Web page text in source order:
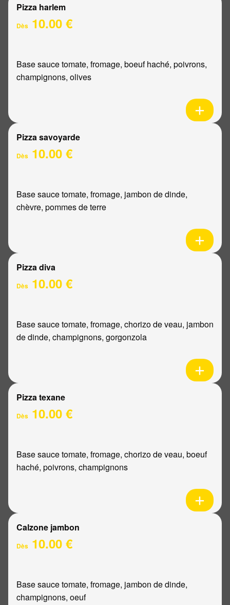
Pizza harlem
Dès 10.00 €
Base sauce tomate, fromage, boeuf haché, poivrons,
champignons, olives
Pizza savoyarde
Dès 10.00 €
Base sauce tomate, fromage, jambon de dinde,
chèvre, pommes de terre
Pizza diva
Dès 10.00 €
Base sauce tomate, fromage, chorizo de veau, jambon
de dinde, champignons, gorgonzola
Pizza texane
Dès 10.00 €
Base sauce tomate, fromage, chorizo de veau, boeuf
haché, poivrons, champignons
Calzone jambon
Dès 10.00 €
Base sauce tomate, fromage, jambon de dinde,
champignons, oeuf